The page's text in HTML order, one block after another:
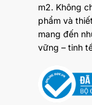
m2. Không
phẩm và
mang đến
vững – tinh